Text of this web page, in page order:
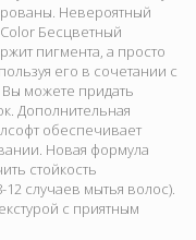
Невероятный
Бесцветный
пигмента, а просто
его в сочетании с
можете придать
Дополнительная
обеспечивает
Новая формула
стойкость
случаев мытья волос).
с приятным